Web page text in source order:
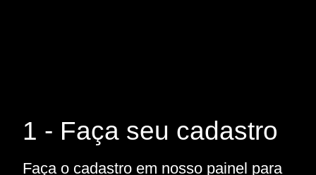
1 - Faça seu cadastro
Faça o cadastro em nosso painel para